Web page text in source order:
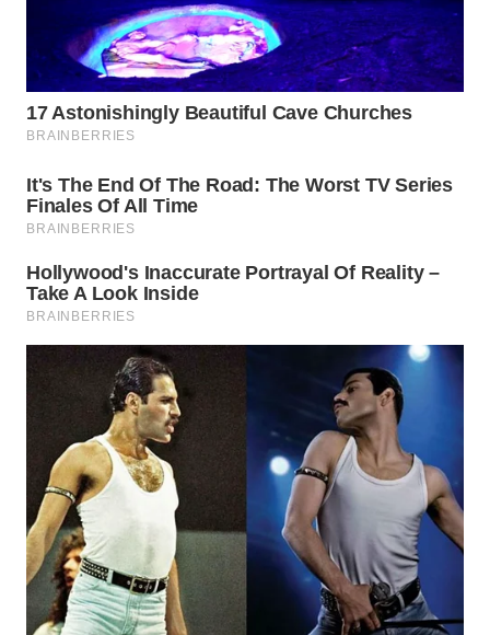
KEPULAUAN
SERIBU
WN
TANGERANG
WN
BINJAI
WN
CIREBON
INDRAMAYU
WN
KUNINGAN
WN
MAJALENGKA
WN
SUBANG